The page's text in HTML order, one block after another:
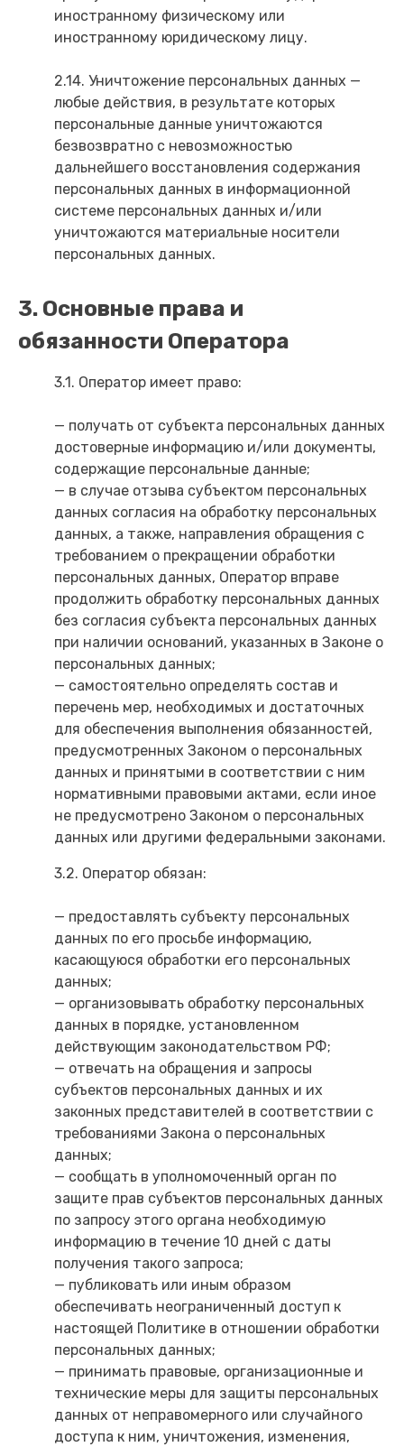
иностранному физическому или
иностранному юридическому лицу.
2.14. Уничтожение персональных данных —
любые действия, в результате которых
персональные данные уничтожаются
безвозвратно с невозможностью
дальнейшего восстановления содержания
персональных данных в информационной
системе персональных данных и/или
уничтожаются материальные носители
персональных данных.
3. Основные права и
обязанности Оператора
3.1. Оператор имеет право:
— получать от субъекта персональных данных
достоверные информацию и/или документы,
содержащие персональные данные;
— в случае отзыва субъектом персональных
данных согласия на обработку персональных
данных, а также, направления обращения с
требованием о прекращении обработки
персональных данных, Оператор вправе
продолжить обработку персональных данных
без согласия субъекта персональных данных
при наличии оснований, указанных в Законе о
персональных данных;
— самостоятельно определять состав и
перечень мер, необходимых и достаточных
для обеспечения выполнения обязанностей,
предусмотренных Законом о персональных
данных и принятыми в соответствии с ним
нормативными правовыми актами, если иное
не предусмотрено Законом о персональных
данных или другими федеральными законами.
3.2. Оператор обязан:
— предоставлять субъекту персональных
данных по его просьбе информацию,
касающуюся обработки его персональных
данных;
— организовывать обработку персональных
данных в порядке, установленном
действующим законодательством РФ;
— отвечать на обращения и запросы
субъектов персональных данных и их
законных представителей в соответствии с
требованиями Закона о персональных
данных;
— сообщать в уполномоченный орган по
защите прав субъектов персональных данных
по запросу этого органа необходимую
информацию в течение 10 дней с даты
получения такого запроса;
— публиковать или иным образом
обеспечивать неограниченный доступ к
настоящей Политике в отношении обработки
персональных данных;
— принимать правовые, организационные и
технические меры для защиты персональных
данных от неправомерного или случайного
доступа к ним, уничтожения, изменения,